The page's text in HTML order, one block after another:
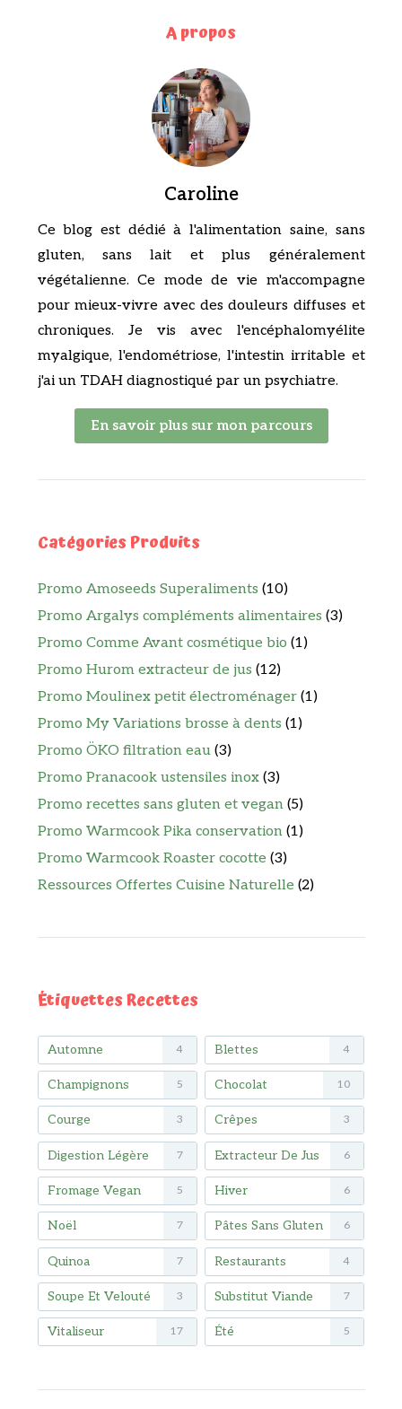
A propos
Caroline
Ce blog est dédié à l'alimentation saine, sans
gluten, sans lait et plus généralement
végétalienne. Ce mode de vie m'accompagne
pour mieux-vivre avec des douleurs diffuses et
chroniques. Je vis avec l'encéphalomyélite
myalgique, l'endométriose, l'intestin irritable et
j'ai un TDAH diagnostiqué par un psychiatre.
En savoir plus sur mon parcours
Catégories Produits
Promo Amoseeds Superaliments (10)
Promo Argalys compléments alimentaires (3)
Promo Comme Avant cosmétique bio (1)
Promo Hurom extracteur de jus (12)
Promo Moulinex petit électroménager (1)
Promo My Variations brosse à dents (1)
Promo ÖKO filtration eau (3)
Promo Pranacook ustensiles inox (3)
Promo recettes sans gluten et vegan (5)
Promo Warmcook Pika conservation (1)
Promo Warmcook Roaster cocotte (3)
Ressources Offertes Cuisine Naturelle (2)
Étiquettes Recettes
Automne 4 Blettes 4
Champignons 5 Chocolat 10
Courge 3 Crêpes 3
Digestion Légère 7 Extracteur De Jus 6
Fromage Vegan 5 Hiver 6
Noël 7 Pâtes Sans Gluten 6
Quinoa 7 Restaurants 4
Soupe Et Velouté 3 Substitut Viande 7
Vitaliseur 17 Été 5